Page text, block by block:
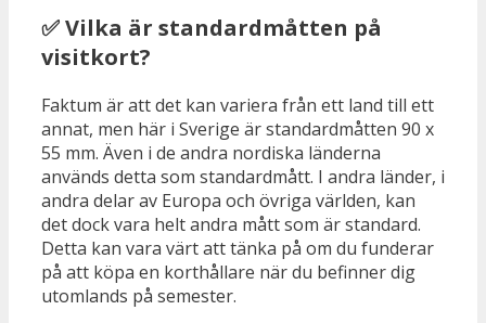
✅ Vilka är standardmåtten på
visitkort?
Faktum är att det kan variera från ett land till ett
annat, men här i Sverige är standardmåtten 90 x
55 mm. Även i de andra nordiska länderna
används detta som standardmått. I andra länder, i
andra delar av Europa och övriga världen, kan
det dock vara helt andra mått som är standard.
Detta kan vara värt att tänka på om du funderar
på att köpa en korthållare när du befinner dig
utomlands på semester.